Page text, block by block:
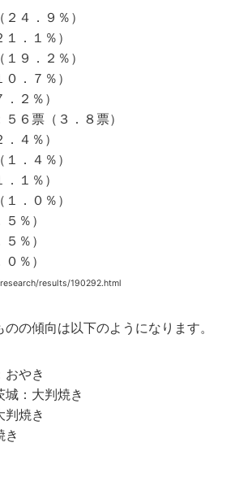
４．９％）
．１％）
９．２％）
．７％）
２％）
６票（３．８票）
４％）
．４％）
１％）
．０％）
％）
％）
％）
results/190292.html
の傾向は以下のようになります。
おやき
：大判焼き
判焼き
き